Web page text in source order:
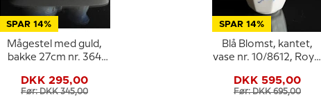
SPAR 14%
Mågestel med guld,
bakke 27cm nr. 364
DKK 295,00
Før: DKK 345,00
SPAR 14%
Blå Blomst, kantet,
vase nr. 10/8612, Royal
DKK 595,00
Før: DKK 695,00